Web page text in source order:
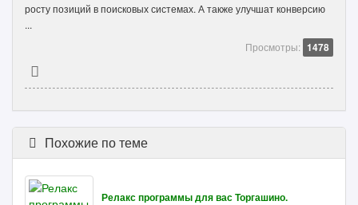
росту позиций в поисковых системах. А также улучшат конверсию
...
Просмотры: 1478
Похожие по теме
Релакс программы для вас Торгашино.